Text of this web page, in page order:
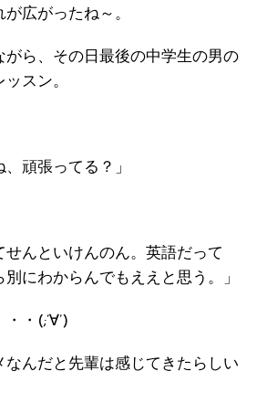
広がったね～。
がら、その日最後の中学生の男の
スン。
、頑張ってる？」
せんといけんのん。英語だって
にわからんでもええと思う。」
・(;’∀’)
なんだと先輩は感じてきたらしい